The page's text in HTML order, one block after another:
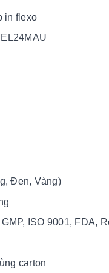
in flexo
Đen, Vàng)
ISO 9001, FDA,
carton